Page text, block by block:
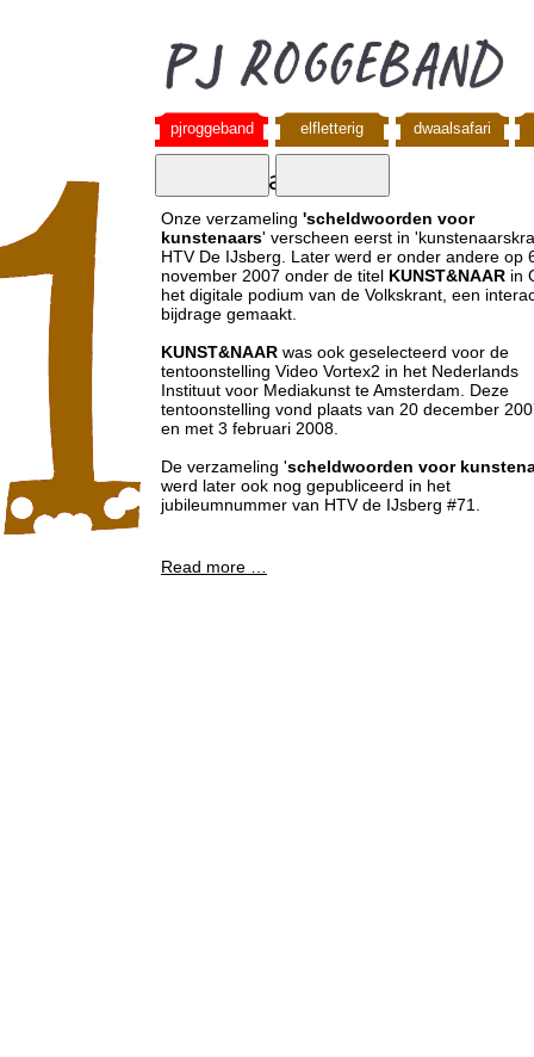
pjroggeband elfletterig dwaalsafari
kunst&naar
Onze verzameling 'scheldwoorden voor
kunstenaars' verscheen eerst in
HTV De IJsberg. Later werd er onder andere op
november 2007 onder de titel KUNST&NAAR in
het digitale podium van de Volkskrant, een
bijdrage gemaakt.
KUNST&NAAR was ook geselecteerd voor de
tentoonstelling Video Vortex2 in het Nederlands
Instituut voor Mediakunst te Amsterdam. Deze
tentoonstelling vond plaats van 20 december
en met 3 februari 2008.
De verzameling 'scheldwoorden voor
werd later ook nog gepubliceerd in het
jubileumnummer van HTV de IJsberg #71.
Read more …